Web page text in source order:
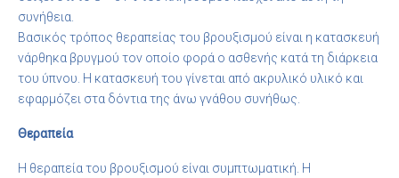
συνήθεια.
Βασικός τρόπος θεραπείας του βρουξισμού είναι η κατασκευή
νάρθηκα βρυγμού τον οποίο φορά ο ασθενής κατά τη διάρκεια
του ύπνου. Η κατασκευή του γίνεται από ακρυλικό υλικό και
εφαρμόζει στα δόντια της άνω γνάθου συνήθως.
Θεραπεία
Η θεραπεία του βρουξισμού είναι συμπτωματική. Η